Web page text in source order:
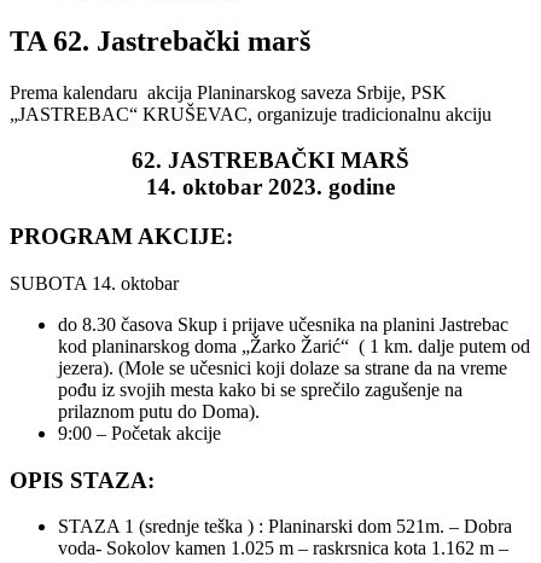
TA 62. Jastrebački marš
Prema kalendaru akcija Planinarskog saveza Srbije, PSK
„JASTREBAC“ KRUŠEVAC, organizuje tradicionalnu akciju
62. JASTREBAČKI MARŠ
14. oktobar 2023. godine
PROGRAM AKCIJE:
SUBOTA 14. oktobar
do 8.30 časova Skup i prijave učesnika na planini Jastrebac
kod planinarskog doma „Žarko Žarić“ ( 1 km. dalje putem od
jezera). (Mole se učesnici koji dolaze sa strane da na vreme
pođu iz svojih mesta kako bi se sprečilo zagušenje na
prilaznom putu do Doma).
9:00 – Početak akcije
OPIS STAZA:
STAZA 1 (srednje teška ) : Planinarski dom 521m. – Dobra
voda- Sokolov kamen 1.025 m – raskrsnica kota 1.162 m –